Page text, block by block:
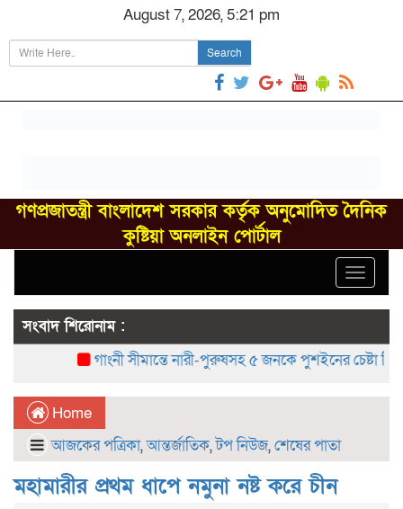
August 7, 2026, 5:21 pm
Search
গণপ্রজাতন্ত্রী বাংলাদেশ সরকার কর্তৃক অনুমোদিত দৈনিক
কুষ্টিয়া অনলাইন পোর্টাল
Toggle
সংবাদ শিরোনাম :
গাংনী সীমান্তে নারী-পুরুষসহ ৫ জনকে পুশইনের চেষ্টা
Home
আজকের পত্রিকা,আন্তর্জাতিক,টপ নিউজ,শেষের পাতা
মহামারীর প্রথম ধাপে নমুনা নষ্ট করে চীন